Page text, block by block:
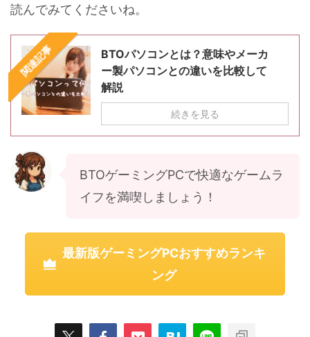
読んでみてくださいね。
関連記事
BTOパソコンとは？意味やメーカ
ー製パソコンとの違いを比較して
解説
続きを見る
BTOゲーミングPCで快適なゲームラ
イフを満喫しましょう！
最新版ゲーミングPCおすすめランキ
ング